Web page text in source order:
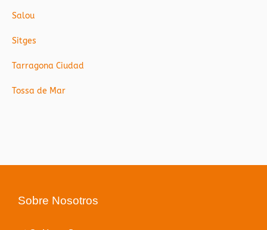
Salou
Sitges
Tarragona Ciudad
Tossa de Mar
Sobre Nosotros